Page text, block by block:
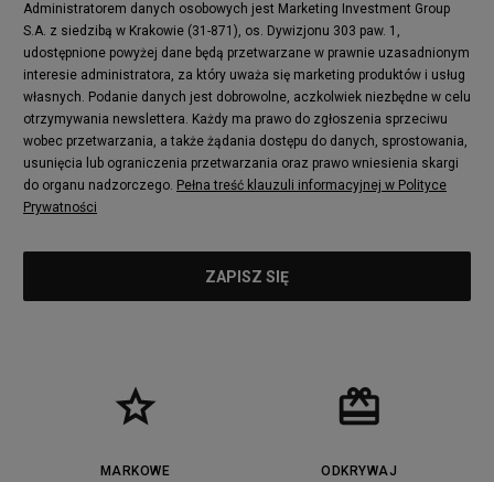
Administratorem danych osobowych jest Marketing Investment Group
S.A. z siedzibą w Krakowie (31-871), os. Dywizjonu 303 paw. 1,
udostępnione powyżej dane będą przetwarzane w prawnie uzasadnionym
interesie administratora, za który uważa się marketing produktów i usług
własnych. Podanie danych jest dobrowolne, aczkolwiek niezbędne w celu
otrzymywania newslettera. Każdy ma prawo do zgłoszenia sprzeciwu
wobec przetwarzania, a także żądania dostępu do danych, sprostowania,
usunięcia lub ograniczenia przetwarzania oraz prawo wniesienia skargi
do organu nadzorczego. Pełna treść klauzuli informacyjnej w Polityce
Prywatności
MARKOWE
ODKRYWAJ